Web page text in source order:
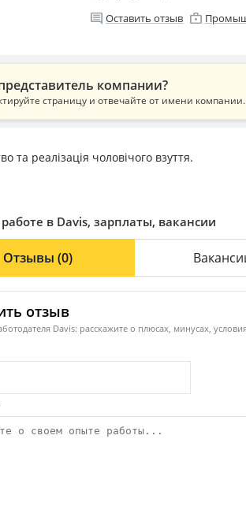
comment Оставить отзыв enterprise
компании?
страницу и отвечайте от имени компании.
та реалізація чоловічого взуття.
в Davis, зарплаты, вакансии
Отзывы (0)
отзыв
Davis: расскажите о плюсах, минусах,